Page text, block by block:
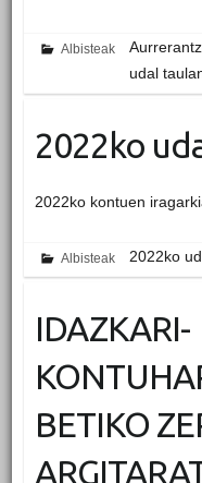
Albisteak
udal
2022ko
2022ko kontuen
Albisteak 2022ko
IDAZKARI-
BETIKO